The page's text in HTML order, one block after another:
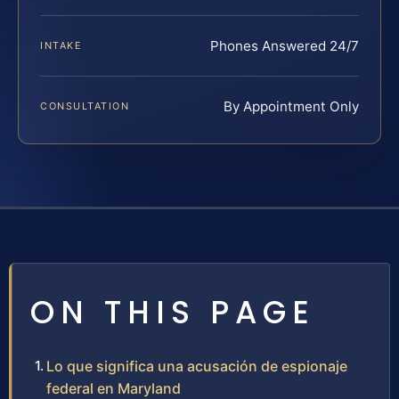
INTAKE Phones Answered 24/7
CONSULTATION By Appointment Only
ON THIS PAGE
Lo que significa una acusación de espionaje
federal en Maryland